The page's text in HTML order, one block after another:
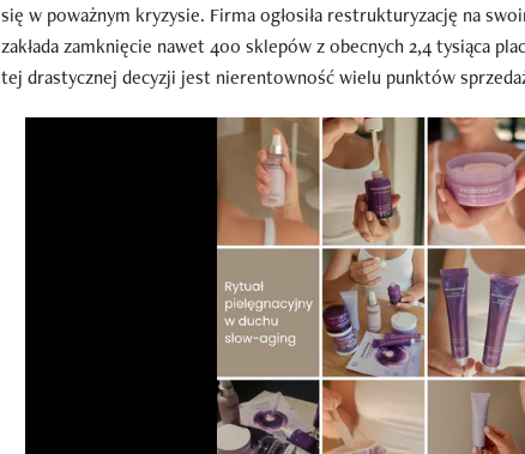
się w poważnym kryzysie. Firma ogłosiła restrukturyzację na
zakłada zamknięcie nawet 400 sklepów z obecnych 2,4 tysiąca
tej drastycznej decyzji jest nierentowność wielu punktów